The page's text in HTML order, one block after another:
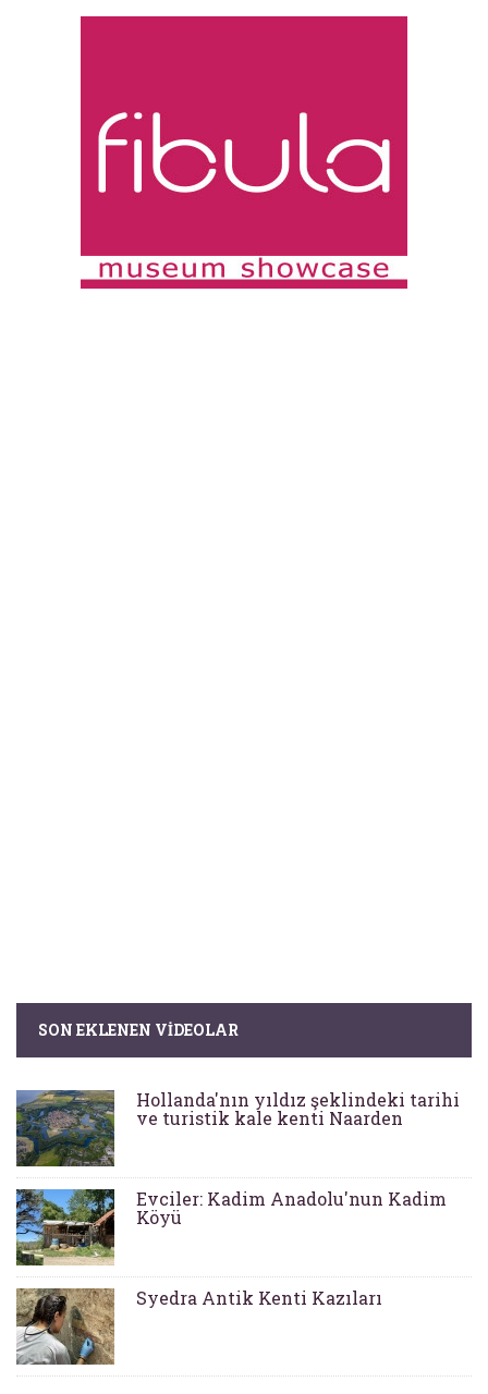
SON EKLENEN VIDEOLAR
Hollanda'nın yıldız şeklindeki tarihi
ve turistik kale kenti Naarden
Evciler: Kadim Anadolu'nun Kadim
Köyü
Syedra Antik Kenti Kazıları